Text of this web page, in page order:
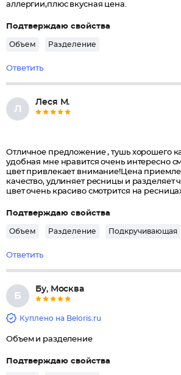
аллергии,плюс вкусная цена.
Подтверждаю свойства
Объем Разделение
Ответить
Л
Леся М.
Отличное предложение , тушь хорошего
удобная мне нравится очень интересно
цвет привлекает внимание!Цена
качество, удлиняет ресницы и
цвет очень красиво смотрится на
Подтверждаю свойства
Объем Разделение Подкручивающая
Ответить
Б
Бу, Москва
Куплено на Beloris.ru
Объем и разделение
Подтверждаю свойства